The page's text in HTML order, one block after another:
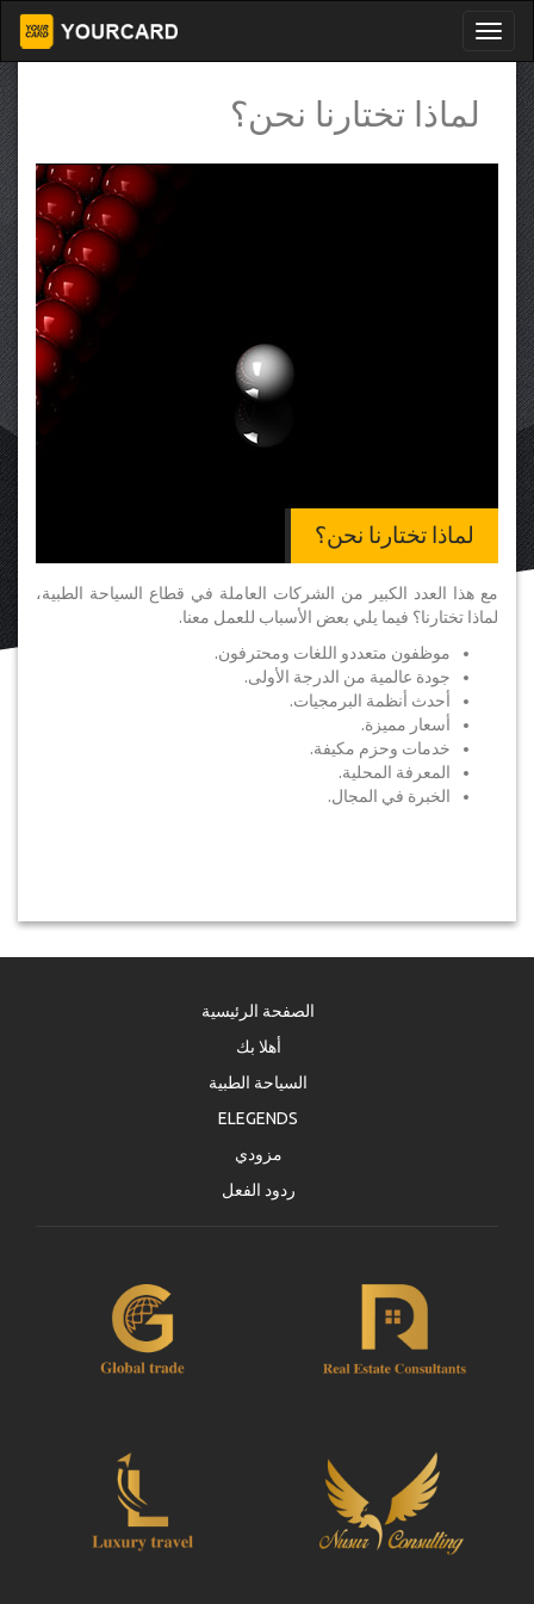
لماذا تختارنا نحن؟
لماذا تختارنا نحن؟
مع هذا العدد الكبير من الشركات العاملة في قطاع السياحة الطبية،
لماذا تختارنا؟ فيما يلي بعض الأسباب للعمل معنا.
موظفون متعددو اللغات ومحترفون.
جودة عالمية من الدرجة الأولى.
أحدث أنظمة البرمجيات.
أسعار مميزة.
خدمات وحزم مكيفة.
المعرفة المحلية.
الخبرة في المجال.
الصفحة الرئيسية
أهلا بك
السياحة الطبية
ELEGENDS
مزودي
ردود الفعل